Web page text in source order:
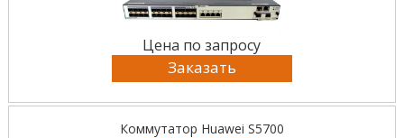
Цена по запросу
Заказать
Коммутатор Huawei S5700